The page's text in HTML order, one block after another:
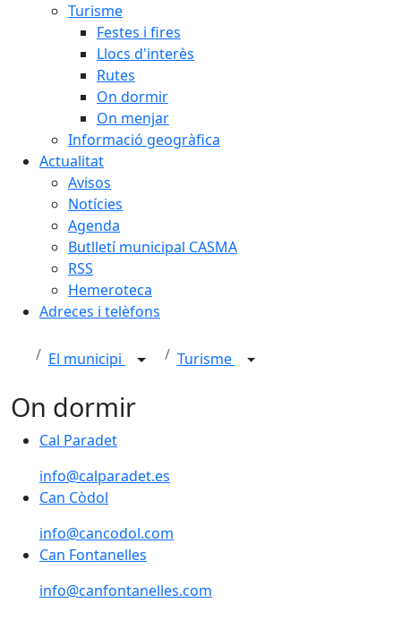
Turisme
Festes i fires
Llocs d'interès
Rutes
On dormir
On menjar
Informació geogràfica
Actualitat
Avisos
Notícies
Agenda
Butlletí municipal CASMA
RSS
Hemeroteca
Adreces i telèfons
El municipi Turisme
On dormir
Cal Paradet
Cal Paradet
info@calparadet.es
Can Còdol
Can Còdol
info@cancodol.com
Can Fontanelles
Can Fontanelles
info@canfontanelles.com